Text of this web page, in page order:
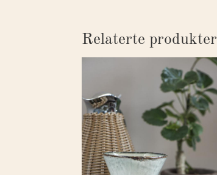
Relaterte produkter